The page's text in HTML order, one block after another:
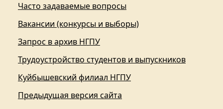
Часто задаваемые вопросы
Вакансии (конкурсы и выборы)
Запрос в архив НГПУ
Трудоустройство студентов и выпускников
Куйбышевский филиал НГПУ
Предыдущая версия сайта